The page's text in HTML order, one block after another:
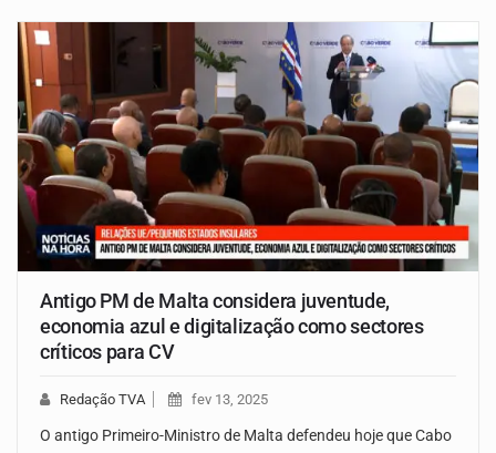
Antigo PM de Malta considera juventude,
economia azul e digitalização como sectores
críticos para CV
Redação TVA fev 13, 2025
O antigo Primeiro-Ministro de Malta defendeu hoje que Cabo